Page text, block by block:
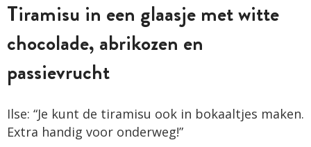
Tiramisu in een glaasje met witte
chocolade, abrikozen en
passievrucht
Ilse: “Je kunt de tiramisu ook in bokaaltjes maken.
Extra handig voor onderweg!”